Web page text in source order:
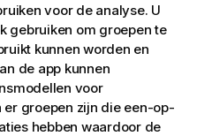
voor de analyse. U
gebruiken om groepen te
kunnen worden en
de app kunnen
voor
groepen zijn die een-op-
hebben waardoor de